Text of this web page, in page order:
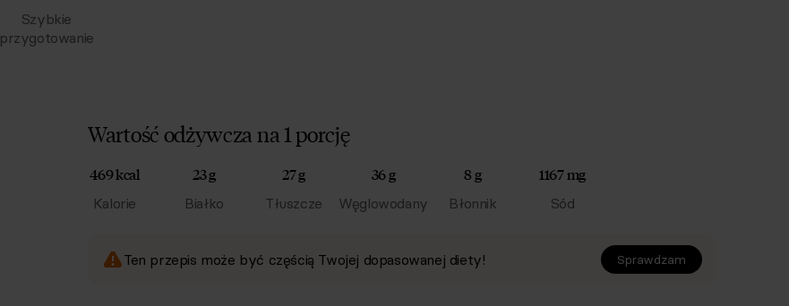
Szybkie
przygotowanie
Wartość odżywcza na 1 porcję
469 kcal
Kalorie
23 g
Białko
27 g
Tłuszcze
36 g
Węglowodany
8 g
Błonnik
1167 mg
Sód
Ten przepis może być częścią Twojej dopasowanej diety! Sprawdzam